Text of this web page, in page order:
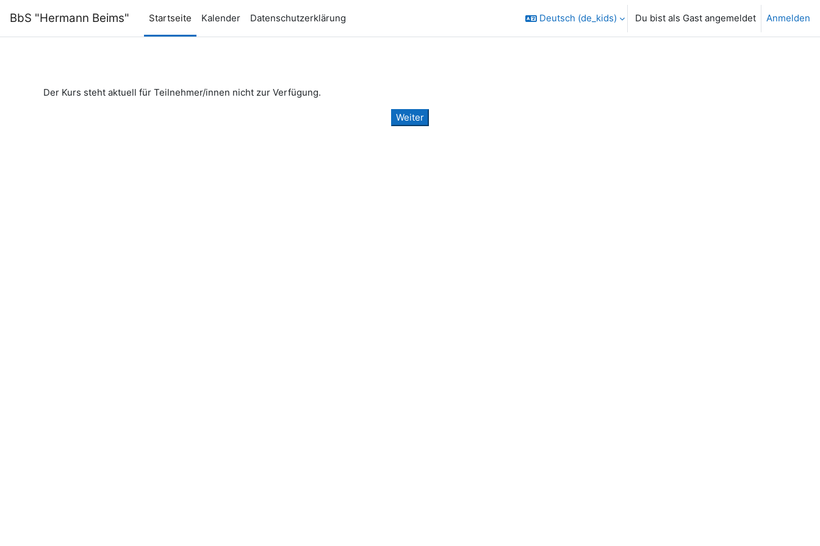
BbS "Hermann Beims" Startseite Kalender Datenschutzerklärung Deutsch ‎(de_kids)‎ Du bist als Gast angemeldet Anmelden
Der Kurs steht aktuell für Teilnehmer/innen nicht zur Verfügung.
Weiter